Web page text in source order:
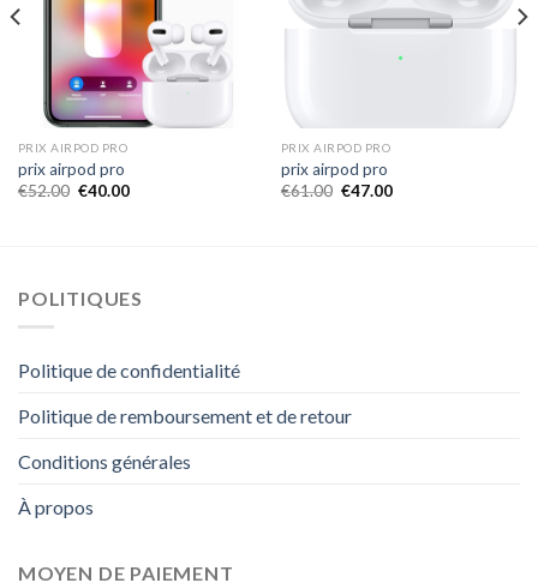
PRIX AIRPOD PRO
prix airpod pro
€52.00 €40.00
PRIX AIRPOD PRO
prix airpod pro
€61.00 €47.00
POLITIQUES
Politique de confidentialité
Politique de remboursement et de retour
Conditions générales
À propos
MOYEN DE PAIEMENT